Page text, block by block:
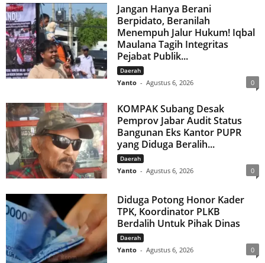
Jangan Hanya Berani
Berpidato, Beranilah
Menempuh Jalur Hukum! Iqbal
Maulana Tagih Integritas
Pejabat Publik...
Daerah
Yanto - Agustus 6, 2026 0
KOMPAK Subang Desak
Pemprov Jabar Audit Status
Bangunan Eks Kantor PUPR
yang Diduga Beralih...
Daerah
Yanto - Agustus 6, 2026 0
Diduga Potong Honor Kader
TPK, Koordinator PLKB
Berdalih Untuk Pihak Dinas
Daerah
Yanto - Agustus 6, 2026 0